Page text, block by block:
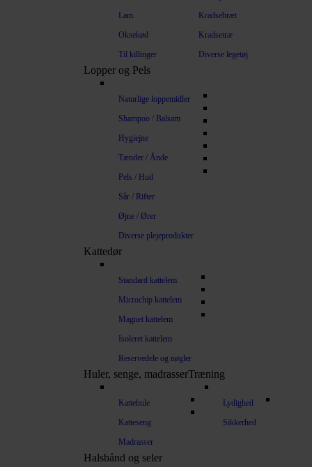
Lam
Oksekød
Til killinger
Kradsebræt
Kradsetræ
Diverse legetøj
Lopper og Pels
Naturlige loppemidler
Shampoo / Balsam
Hygiejne
Tænder / Ånde
Pels / Hud
Sår / Rifter
Øjne / Ører
Diverse plejeprodukter
Kattedør
Standard kattelem
Microchip kattelem
Magnet kattelem
Isoleret kattelem
Reservedele og nøgler
Huler, senge, madrasser
Kattehule
Katteseng
Madrasser
Træning
Lydighed
Sikkerhed
Halsbånd og seler